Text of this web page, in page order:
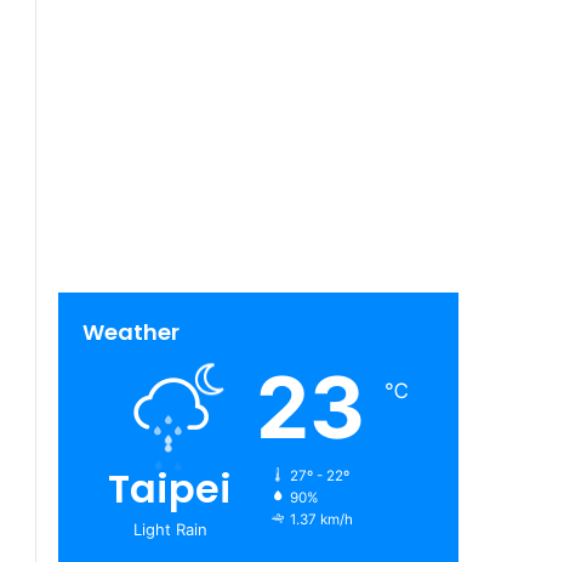
Weather
Taipei
Light Rain
23 ℃
27º - 22º
90%
1.37 km/h